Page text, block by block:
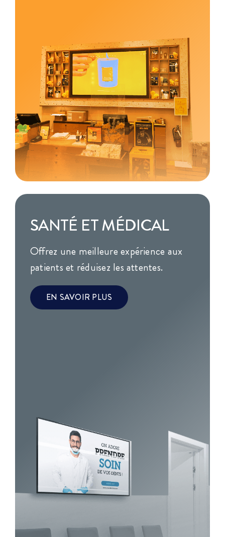
SANTÉ ET MÉDICAL
Offrez une meilleure expérience aux
patients et réduisez les attentes.
EN SAVOIR PLUS